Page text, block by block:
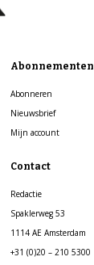
Abonnementen
Abonneren
Nieuwsbrief
Mijn account
Contact
Redactie
Spaklerweg 53
1114 AE Amsterdam
+31 (0)20 – 210 5300